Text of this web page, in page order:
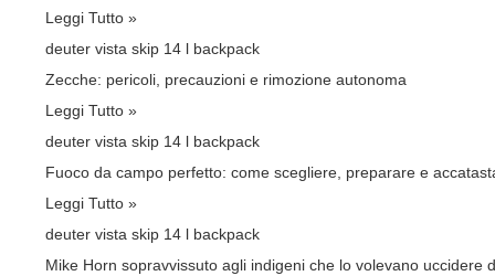
Leggi Tutto »
deuter vista skip 14 l backpack
Zecche: pericoli, precauzioni e rimozione autonoma
Leggi Tutto »
deuter vista skip 14 l backpack
Fuoco da campo perfetto: come scegliere, preparare e
Leggi Tutto »
deuter vista skip 14 l backpack
Mike Horn sopravvissuto agli indigeni che lo volevano uccidere